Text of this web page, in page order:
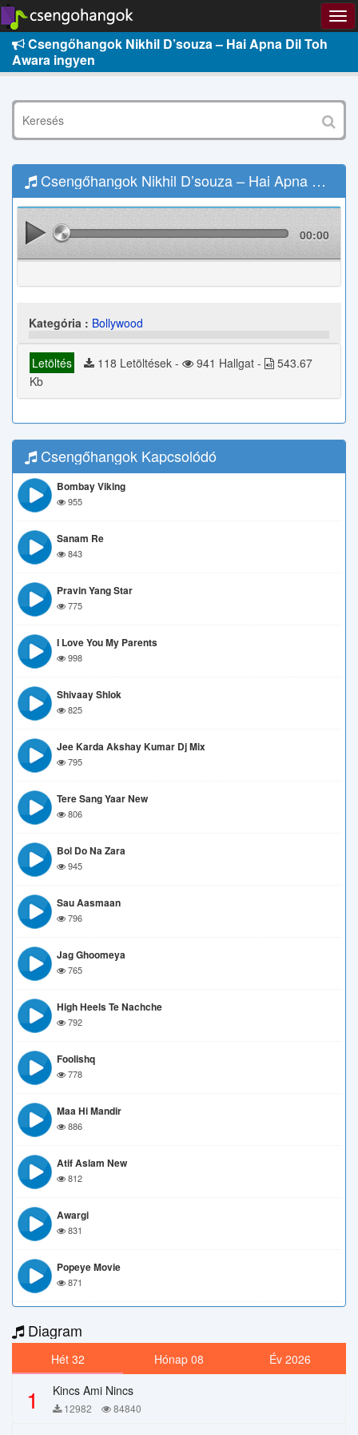
Csengőhangok Nikhil D’souza – Hai Apna Dil Toh
Awara ingyen
Csengőhangok Nikhil D’souza – Hai Apna Dil Toh Awara Letöltés
00:00
Kategória : Bollywood
Letöltés 118 Letöltések - 941 Hallgat -
543.67
Kb
Csengőhangok Kapcsolódó
Bombay Viking
955
Sanam Re
843
Pravin Yang Star
775
I Love You My Parents
998
Shivaay Shlok
825
Jee Karda Akshay Kumar Dj Mix
795
Tere Sang Yaar New
806
Bol Do Na Zara
945
Sau Aasmaan
796
Jag Ghoomeya
765
High Heels Te Nachche
792
Foolishq
778
Maa Hi Mandir
886
Atif Aslam New
812
Awargi
831
Popeye Movie
871
Diagram
Hét 32 Hónap 08 Év 2026
1 Kincs Ami Nincs
12982 84840